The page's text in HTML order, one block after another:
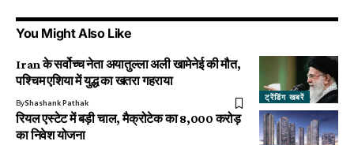
You Might Also Like
ट्रेंडिंग खबरें
Iran के सर्वोच्च नेता अयातुल्ला अली खामेनेई की मौत,
पश्चिम एशिया में युद्ध का खतरा गहराया
ByShashank Pathak
रियल एस्टेट में बड़ी चाल, मैक्रोटेक का ₹8,000 करोड़
का निवेश योजना